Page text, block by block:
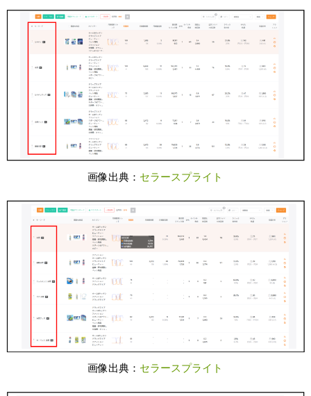
画像出典： セラースプライト
画像出典： セラースプライト